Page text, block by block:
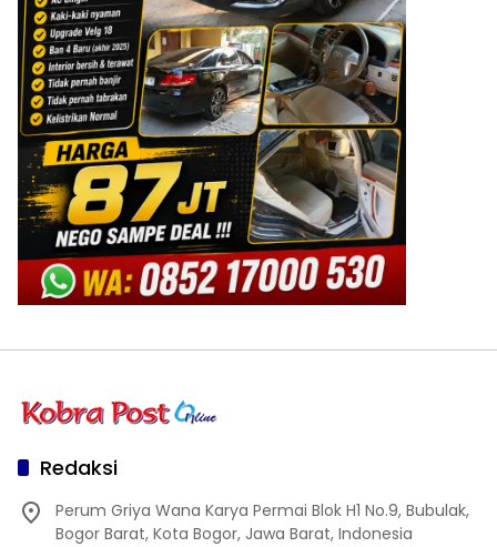
Redaksi
Perum Griya Wana Karya Permai Blok H1 No.9, Bubulak,
Bogor Barat, Kota Bogor, Jawa Barat, Indonesia